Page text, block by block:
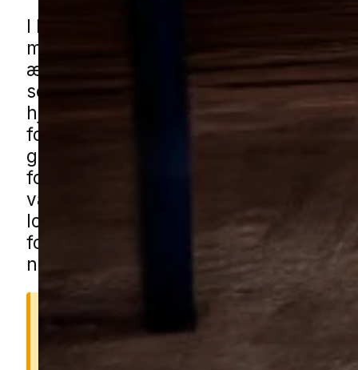
I Rinkenæs ses boliger ofte i rolige
med blandede boligområder med
ældre huse, stille villaveje og mindre
som skure, garager og udhuse
hjemmet. Det giver en hverdag med
forskellige boligformer, hvor grundig
gennemgang og korrekt behandling
for at komme helt i bund. Du kan få
væggelushjælp i Rinkenæs gennem
lokale partnere. Udfyld formularen, så
forbinder vi dig med en specialist fra
nærområdet.
Derfor er væggelus et